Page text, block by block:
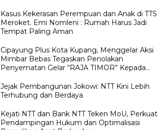
Kasus Kekerasan Perempuan dan Anak di TTS
Meroket. Emi Nomleni : Rumah Harus Jadi
Tempat Paling Aman
Cipayung Plus Kota Kupang, Menggelar Aksi
Mimbar Bebas Tegaskan Penolakan
Penyematan Gelar “RAJA TIMOR” Kepada
Jejak Pembangunan Jokowi: NTT Kini Lebih
Terhubung dan Berdaya
Kejati NTT dan Bank NTT Teken MoU, Perkuat
Pendampingan Hukum dan Optimalisasi